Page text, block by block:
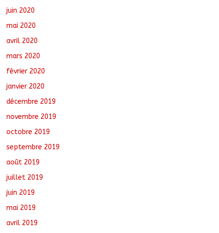
juin 2020
mai 2020
avril 2020
mars 2020
février 2020
janvier 2020
décembre 2019
novembre 2019
octobre 2019
septembre 2019
août 2019
juillet 2019
juin 2019
mai 2019
avril 2019